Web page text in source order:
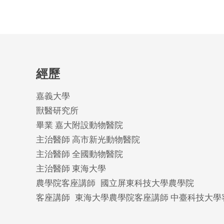
經歷
嘉義大學
獸醫研究所
畢業 嘉大附設動物醫院
主治醫師 高市新光動物醫院
主治醫師 全國動物醫院
主治醫師 東海大學
農學院客座講師 國立屏東科技大學農學院
客座講師 東海大學農學院客座講師 中臺科技大學